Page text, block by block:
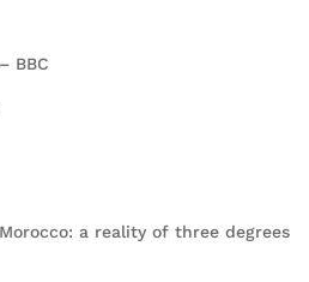
BBC
a reality of three degrees